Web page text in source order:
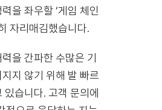
을 좌우할 ‘게임 체인
자리매김했습니다.
을 간파한 수많은 기
지 않기 위해 발 빠르
있습니다. 고객 문의에